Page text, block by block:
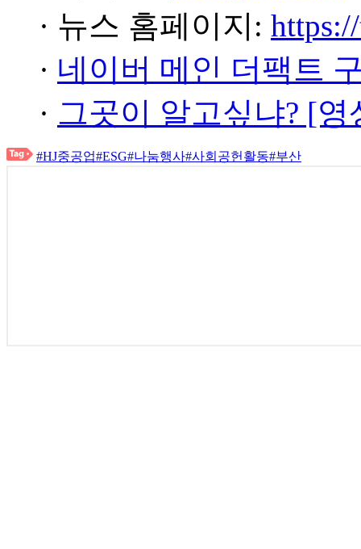
· 뉴스 홈페이지:
· 네이버 메인 더팩트
· 그곳이 알고싶냐? [
#HJ중공업#ESG#나눔행사#사회공헌활동#부산